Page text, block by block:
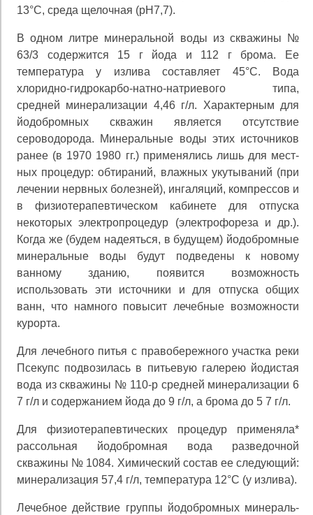
13°С, среда щелоч­ная (рН7,7).
В одном литре минеральной воды из скважины №
63/3 содержится 15 г йода и 112 г брома. Ее
температу­ра у излива составляет 45°С. Вода
хлоридно-гидрокарбо-натно-натриевого типа,
средней минерализации 4,46 г/л. Характерным для
йодобромных скважин является отсут­ствие
сероводорода. Минеральные воды этих источни­ков
ранее (в 1970 1980 гг.) применялись лишь для мест­
ных процедур: обтираний, влажных укутываний (при
ле­чении нервных болезней), ингаляций, компрессов и
в физиотерапевтическом кабинете для отпуска
некоторых электропроцедур (электрофореза и др.).
Когда же (будем надеяться, в будущем) йодобромные
минеральные воды будут подведены к новому
ванному зданию, появится возможность
использовать эти источники и для отпуска общих
ванн, что намного повысит лечебные возможнос­ти
курорта.
Для лечебного питья с правобережного участка реки
Псекупс подвозилась в питьевую галерею йодистая
вода из скважины № 110-р средней минерализации 6
7 г/л и содержанием йода до 9 г/л, а брома до 5 7 г/л.
Для физиотерапевтических процедур применяла*
рассольная йодобромная вода разведочной
скважины № 1084. Химический состав ее следующий:
минерализа­ция 57,4 г/л, температура 12°С (у излива).
Лечебное действие группы йодобромных минераль­